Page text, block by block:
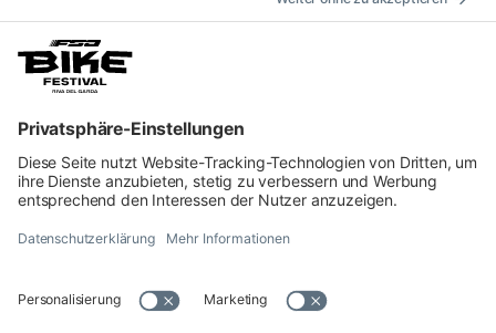
Unterkunft
INFORMATIONEN
Privacy
Cookie Einstellungen
Bestimmungen